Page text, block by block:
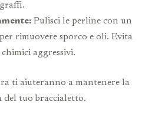
Pulisci le perline con un
rimuovere sporco e oli. Evita
aggressivi.
ti aiuteranno a mantenere la
del tuo braccialetto.